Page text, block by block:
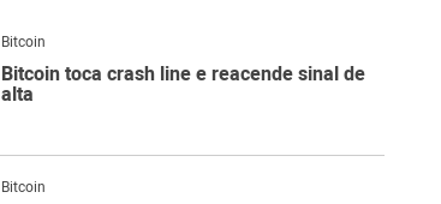
Bitcoin
Bitcoin toca crash line e reacende sinal de
alta
Bitcoin